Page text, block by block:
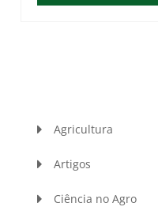
Agricultura
Artigos
Ciência no Agro